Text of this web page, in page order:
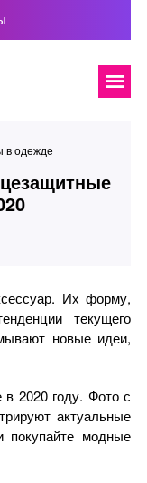
в одежде
Их форму,
текущего
новые идеи,
2020 году. Фото с
актуальные
покупайте модные